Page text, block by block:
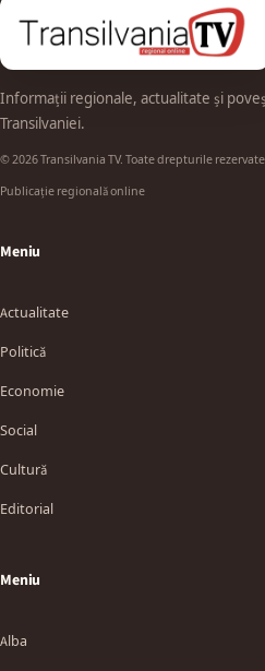
Informații regionale, actualitate și
Transilvaniei.
© 2026 Transilvania TV. Toate drepturile
Publicație regională online
Meniu
Actualitate
Politică
Economie
Social
Cultură
Editorial
Meniu
Alba